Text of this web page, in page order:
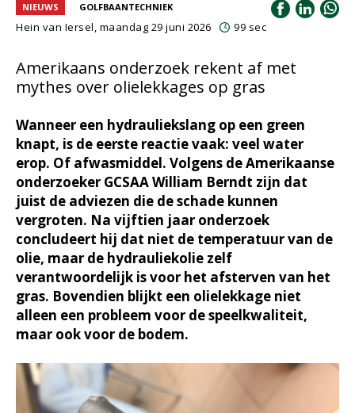
NIEUWS GOLFBAANTECHNIEK
Hein van Iersel, maandag 29 juni 2026 99 sec
Amerikaans onderzoek rekent af met
mythes over olielekkages op gras
Wanneer een hydrauliekslang op een green
knapt, is de eerste reactie vaak: veel water
erop. Of afwasmiddel. Volgens de Amerikaanse
onderzoeker GCSAA William Berndt zijn dat
juist de adviezen die de schade kunnen
vergroten. Na vijftien jaar onderzoek
concludeert hij dat niet de temperatuur van de
olie, maar de hydrauliekolie zelf
verantwoordelijk is voor het afsterven van het
gras. Bovendien blijkt een olielekkage niet
alleen een probleem voor de speelkwaliteit,
maar ook voor de bodem.